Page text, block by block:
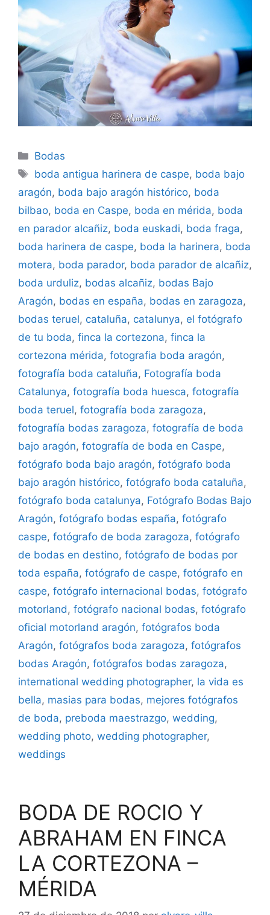
Categorías
Bodas
Etiquetas
boda antigua harinera de caspe, boda bajo
aragón, boda bajo aragón histórico, boda
bilbao, boda en Caspe, boda en mérida, boda
en parador alcañiz, boda euskadi, boda fraga,
boda harinera de caspe, boda la harinera, boda
motera, boda parador, boda parador de alcañiz,
boda urduliz, bodas alcañiz, bodas Bajo
Aragón, bodas en españa, bodas en zaragoza,
bodas teruel, cataluña, catalunya, el fotógrafo
de tu boda, finca la cortezona, finca la
cortezona mérida, fotografia boda aragón,
fotografía boda cataluña, Fotografía boda
Catalunya, fotografía boda huesca, fotografía
boda teruel, fotografía boda zaragoza,
fotografía bodas zaragoza, fotografía de boda
bajo aragón, fotografía de boda en Caspe,
fotógrafo boda bajo aragón, fotógrafo boda
bajo aragón histórico, fotógrafo boda cataluña,
fotógrafo boda catalunya, Fotógrafo Bodas Bajo
Aragón, fotógrafo bodas españa, fotógrafo
caspe, fotógrafo de boda zaragoza, fotógrafo
de bodas en destino, fotógrafo de bodas por
toda españa, fotógrafo de caspe, fotógrafo en
caspe, fotógrafo internacional bodas, fotógrafo
motorland, fotógrafo nacional bodas, fotógrafo
oficial motorland aragón, fotógrafos boda
Aragón, fotógrafos boda zaragoza, fotógrafos
bodas Aragón, fotógrafos bodas zaragoza,
international wedding photographer, la vida es
bella, masias para bodas, mejores fotógrafos
de boda, preboda maestrazgo, wedding,
wedding photo, wedding photographer,
weddings
BODA DE ROCIO Y
ABRAHAM EN FINCA
LA CORTEZONA –
MÉRIDA